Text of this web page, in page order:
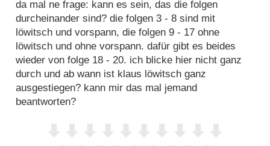
da mal ne frage: kann es sein, das die folgen
durcheinander sind? die folgen 3 - 8 sind mit
löwitsch und vorspann, die folgen 9 - 17 ohne
löwitsch und ohne vorspann. dafür gibt es beides
wieder von folge 18 - 20. ich blicke hier nicht ganz
durch und ab wann ist klaus löwitsch ganz
ausgestiegen? kann mir das mal jemand
beantworten?